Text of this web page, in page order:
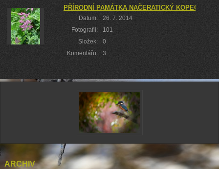
PŘÍRODNÍ PAMÁTKA NAČERATICKÝ KOPEC
Datum:
26. 7. 2014
Fotografií:
101
Složek:
0
Komentářů:
3
ARCHIV